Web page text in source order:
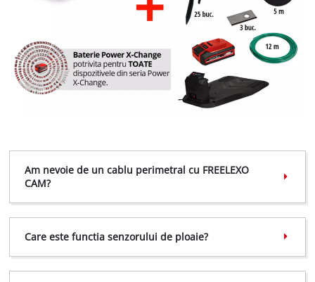
Am nevoie de un cablu perimetral cu FREELEXO
CAM?
Care este functia senzorului de ploaie?